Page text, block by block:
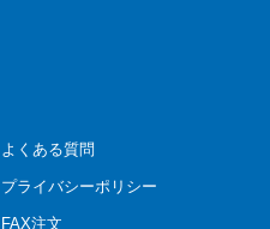
よくある質問
プライバシーポリシー
FAX注文